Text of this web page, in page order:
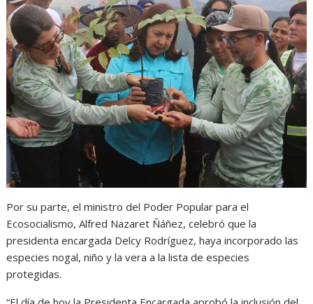
Por su parte, el ministro del Poder Popular para el
Ecosocialismo, Alfred Nazaret Ñáñez, celebró que la
presidenta encargada Delcy Rodríguez, haya incorporado las
especies nogal, niño y la vera a la lista de especies
protegidas.